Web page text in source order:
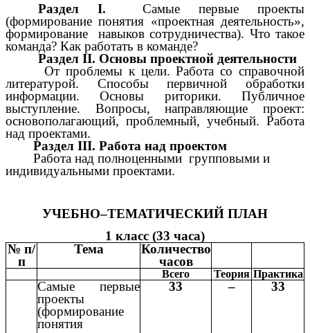
Раздел I.
Самые первые проекты
(формирование понятия «проектная деятельность»,
формирование навыков сотрудничества). Что такое
команда? Как работать в команде?
Раздел II. Основы проектной деятельности
От проблемы к цели. Работа со справочной
литературой. Способы первичной обработки
информации. Основы риторики. Публичное
выступление. Вопросы, направляющие проект:
основополагающий, проблемный, учебный. Работа
над проектами.
Раздел III. Работа над проектом
Работа над полноценными групповыми и
индивидуальными проектами.
УЧЕБНО–ТЕМАТИЧЕСКИЙ ПЛАН
1 класс (33 часа)
№ п/
п
Тема
Количество
часов
Всего Теория Практика
Самые первые
проекты
(формирование
понятия
33 – 33